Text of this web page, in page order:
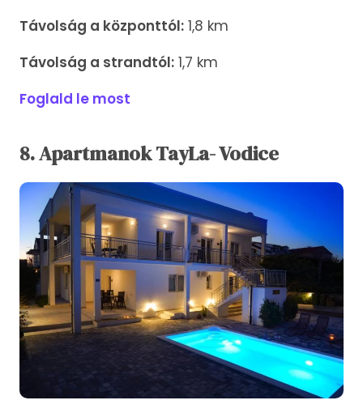
Távolság a központtól: 1,8 km
Távolság a strandtól: 1,7 km
Foglald le most
8. Apartmanok TayLa- Vodice